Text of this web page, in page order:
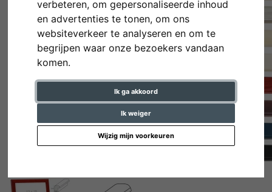
verbeteren, om gepersonaliseerde inhoud
en advertenties te tonen, om ons
websiteverkeer te analyseren en om te
begrijpen waar onze bezoekers vandaan
komen.
Ik ga akkoord
Ik weiger
Wijzig mijn voorkeuren
Terug